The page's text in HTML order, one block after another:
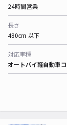
24時間営業
長さ
480cm 以下
対応車種
オートバイ軽自動車